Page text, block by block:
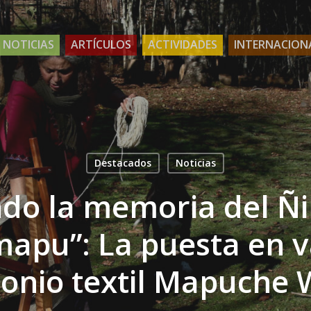
NOTICIAS ARTÍCULOS ACTIVIDADES
Destacados Noticias
la memoria del
La puesta en
textil Mapuche